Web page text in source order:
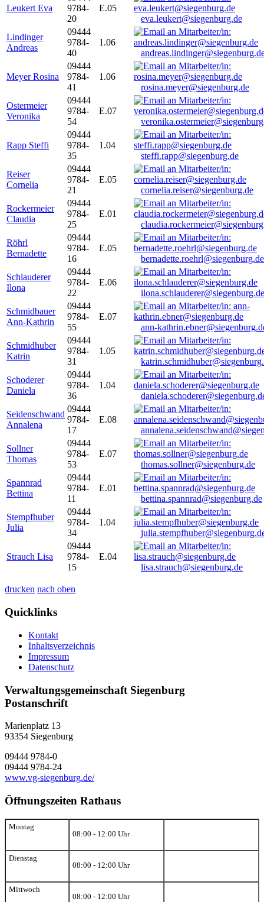
Leukert Eva
9784-
20
E.05
eva.leukert@siegenburg.de
Lindinger
Andreas
09444
9784-
40
1.06
Meyer Rosina
09444
9784-
41
1.06
rosina.meyer@siegenburg.de
Ostermeier
Veronika
09444
9784-
54
E.07
Rapp Steffi
09444
9784-
35
1.04
steffi.rapp@siegenburg.de
Reiser
Cornelia
09444
9784-
21
E.05
cornelia.reiser@siegenburg.de
Rockermeier
Claudia
09444
9784-
25
E.01
Röhrl
Bernadette
09444
9784-
16
E.05
bernadette.roehrl@siegenburg.de
Schlauderer
Ilona
09444
9784-
22
E.06
ilona.schlauderer@siegenburg.de
Schmidbauer
Ann-Kathrin
09444
9784-
55
E.07
ann-
Schmidhuber
Katrin
09444
9784-
31
1.05
Schoderer
Daniela
09444
9784-
36
1.04
Seidenschwand
Annalena
09444
9784-
17
E.08
Sollner
Thomas
09444
9784-
53
E.07
thomas.sollner@siegenburg.de
Spannrad
Bettina
09444
9784-
11
E.01
bettina.spannrad@siegenburg.de
Stempfhuber
Julia
09444
9784-
34
1.04
Strauch Lisa
09444
9784-
15
E.04
lisa.strauch@siegenburg.de
drucken nach oben
Quicklinks
Kontakt
Inhaltsverzeichnis
Impressum
Datenschutz
Verwaltungsgemeinschaft Siegenburg
Postanschrift
Marienplatz 13
93354 Siegenburg
09444 9784-0
09444 9784-24
www.vg-siegenburg.de/
Öffnungszeiten Rathaus
Montag
08:00 - 12:00 Uhr
Dienstag
08:00 - 12:00 Uhr
Mittwoch
08:00 - 12:00 Uhr